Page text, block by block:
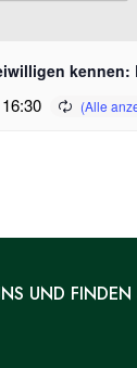
kennen:
16:30
UND